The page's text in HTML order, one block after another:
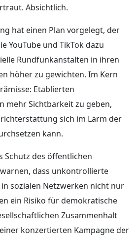
Absichtlich.
hat einen Plan vorgelegt, der
YouTube und TikTok dazu
Rundfunkanstalten in ihren
höher zu gewichten. Im Kern
Etablierten
mehr Sichtbarkeit zu geben,
sich im Lärm der
kann.
Schutz des öffentlichen
dass unkontrollierte
sozialen Netzwerken nicht nur
ein Risiko für demokratische
Zusammenhalt
konzertierten Kampagne der